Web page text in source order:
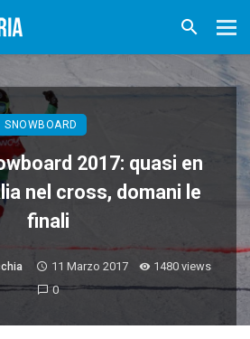
SNOWBOARD
2017: quasi en
nel cross, domani le
finali
11 Marzo 2017
1480 views
0